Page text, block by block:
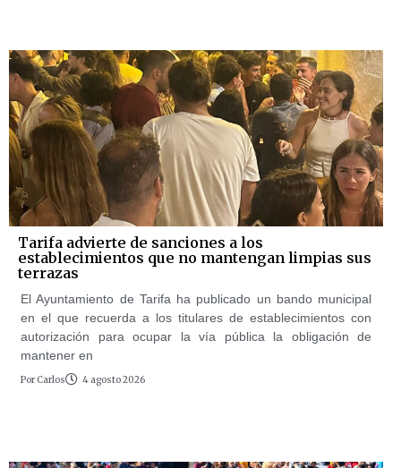
Tarifa advierte de sanciones a los
establecimientos que no mantengan limpias sus
terrazas
El Ayuntamiento de Tarifa ha publicado un bando municipal
en el que recuerda a los titulares de establecimientos con
autorización para ocupar la vía pública la obligación de
mantener en
Por Carlos 4 agosto 2026